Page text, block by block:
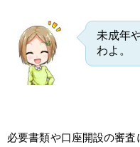
未成年
わよ。
必要書類や口座開設の審